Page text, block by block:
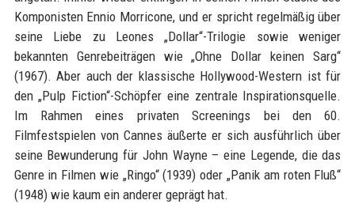
Komponisten Ennio Morricone, und er spricht regelmäßig über
seine Liebe zu Leones „Dollar“-Trilogie sowie weniger
bekannten Genrebeiträgen wie „Ohne Dollar keinen Sarg“
(1967). Aber auch der klassische Hollywood-Western ist für
den „Pulp Fiction“-Schöpfer eine zentrale Inspirationsquelle.
Im Rahmen eines privaten Screenings bei den 60.
Filmfestspielen von Cannes äußerte er sich ausführlich über
seine Bewunderung für John Wayne – eine Legende, die das
Genre in Filmen wie „Ringo“ (1939) oder „Panik am roten Fluß“
(1948) wie kaum ein anderer geprägt hat.